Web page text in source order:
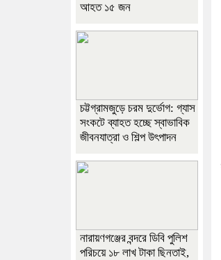
আহত ১৫ জন
চট্টগ্রামজুড়ে চরম দুর্ভোগ: গ্যাস
সংকটে ব্যাহত হচ্ছে স্বাভাবিক
জীবনযাত্রা ও শিল্প উৎপাদন
নারায়ণগঞ্জের বন্দরে ডিবি পুলিশ
পরিচয়ে ১৮ লাখ টাকা ছিনতাই,